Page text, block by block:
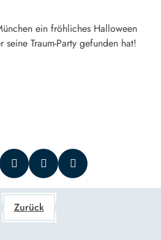
ein fröhliches Halloween
Traum-Party gefunden hat!
Zurück